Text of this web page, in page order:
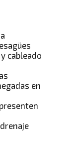
cableado
en